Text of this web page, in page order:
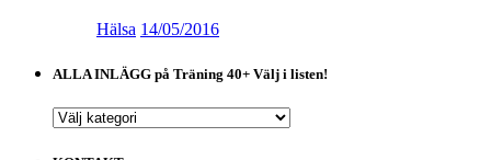
Hälsa 14/05/2016
ALLA INLÄGG på Träning 40+ Välj i listen!
ALLA
på